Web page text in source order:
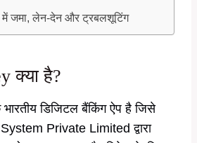
जमा, लेन-देन और ट्रबलशूटिंग
क्या है?
डिजिटल बैंकिंग ऐप है जिसे
Private Limited द्वारा